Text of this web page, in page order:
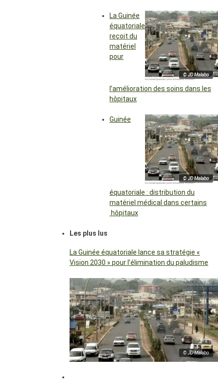
© JD Malabo
La Guinée
équatoriale
reçoit du
matériel
pour
l’amélioration des soins dans les
hôpitaux
© JD Malabo
Guinée
équatoriale : distribution du
matériel médical dans certains
hôpitaux
Les plus lus
La Guinée équatoriale lance sa stratégie «
Vision 2030 » pour l’élimination du paludisme
© JD Malabo